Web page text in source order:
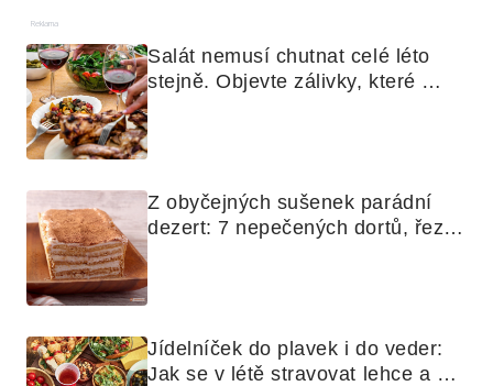
Reklama
Salát nemusí chutnat celé léto
stejně. Objevte zálivky, které
Z obyčejných sušenek parádní
dezert: 7 nepečených dortů, řezů
Jídelníček do plavek i do veder:
Jak se v létě stravovat lehce a